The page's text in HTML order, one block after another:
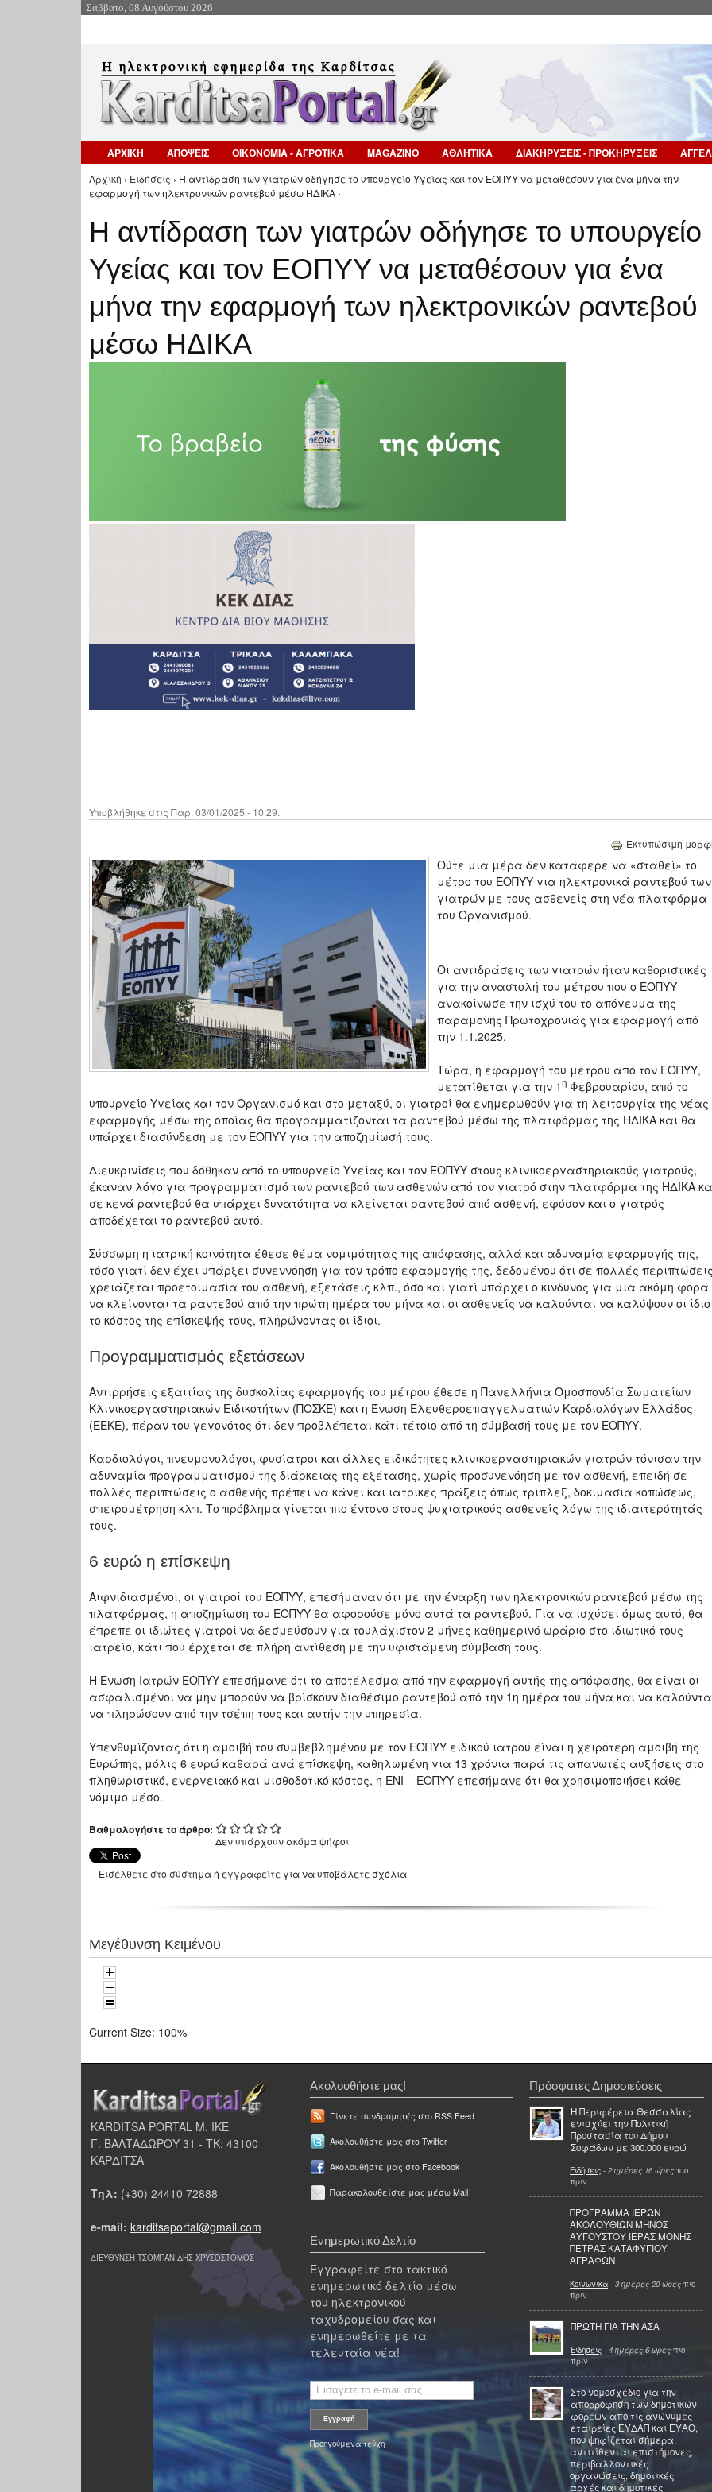
Σάββατο, 08 Αυγούστου 2026
ΑΡΧΙΚΗ ΑΠΟΨΕΙΣ ΟΙΚΟΝΟΜΙΑ - ΑΓΡΟΤΙΚΑ MAGAZINO ΑΘΛΗΤΙΚΑ ΔΙΑΚΗΡΥΞΕΙΣ - ΠΡΟΚΗΡΥΞΕΙΣ
Είστε εδώ
Αρχική › Ειδήσεις › Η αντίδραση των γιατρών οδήγησε το υπουργείο Υγείας και τον ΕΟΠΥΥ να μεταθέσουν για ένα μήνα την
εφαρμογή των ηλεκτρονικών ραντεβού μέσω ΗΔΙΚΑ ›
Η αντίδραση των γιατρών οδήγησε το υπουργείο
Υγείας και τον ΕΟΠΥΥ να μεταθέσουν για ένα
μήνα την εφαρμογή των ηλεκτρονικών ραντεβού
μέσω ΗΔΙΚΑ
Υποβλήθηκε στις Παρ, 03/01/2025 - 10:29.
Εκτυπώσιμη
Ούτε μια μέρα δεν κατάφερε να «σταθεί» το
μέτρο του ΕΟΠΥΥ για ηλεκτρονικά ραντεβού των
γιατρών με τους ασθενείς στη νέα πλατφόρμα
του Οργανισμού.
Οι αντιδράσεις των γιατρών ήταν καθοριστικές
για την αναστολή του μέτρου που ο ΕΟΠΥΥ
ανακοίνωσε την ισχύ του το απόγευμα της
παραμονής Πρωτοχρονιάς για εφαρμογή από
την 1.1.2025.
Τώρα, η εφαρμογή του μέτρου από τον ΕΟΠΥΥ,
μετατίθεται για την 1η Φεβρουαρίου, από το
υπουργείο Υγείας και τον Οργανισμό και στο μεταξύ, οι γιατροί θα ενημερωθούν για τη λειτουργία της νέας
εφαρμογής μέσω της οποίας θα προγραμματίζονται τα ραντεβού μέσω της πλατφόρμας της ΗΔΙΚΑ και θα
υπάρχει διασύνδεση με τον ΕΟΠΥΥ για την αποζημίωσή τους.
Διευκρινίσεις που δόθηκαν από το υπουργείο Υγείας και τον ΕΟΠΥΥ στους κλινικοεργαστηριακούς γιατρούς,
έκαναν λόγο για προγραμματισμό των ραντεβού των ασθενών από τον γιατρό στην πλατφόρμα της ΗΔΙΚΑ
σε κενά ραντεβού θα υπάρχει δυνατότητα να κλείνεται ραντεβού από ασθενή, εφόσον και ο γιατρός
αποδέχεται το ραντεβού αυτό.
Σύσσωμη η ιατρική κοινότητα έθεσε θέμα νομιμότητας της απόφασης, αλλά και αδυναμία εφαρμογής της,
τόσο γιατί δεν έχει υπάρξει συνεννόηση για τον τρόπο εφαρμογής της, δεδομένου ότι σε πολλές
χρειάζεται προετοιμασία του ασθενή, εξετάσεις κλπ., όσο και γιατί υπάρχει ο κίνδυνος για μια ακόμη φορά
να κλείνονται τα ραντεβού από την πρώτη ημέρα του μήνα και οι ασθενείς να καλούνται να καλύψουν οι
το κόστος της επίσκεψής τους, πληρώνοντας οι ίδιοι.
Προγραμματισμός εξετάσεων
Αντιρρήσεις εξαιτίας της δυσκολίας εφαρμογής του μέτρου έθεσε η Πανελλήνια Ομοσπονδία Σωματείων
Κλινικοεργαστηριακών Ειδικοτήτων (ΠΟΣΚΕ) και η Ένωση Ελευθεροεπαγγελματιών Καρδιολόγων Ελλάδος
(ΕΕΚΕ), πέραν του γεγονότος ότι δεν προβλέπεται κάτι τέτοιο από τη σύμβασή τους με τον ΕΟΠΥΥ.
Καρδιολόγοι, πνευμονολόγοι, φυσίατροι και άλλες ειδικότητες κλινικοεργαστηριακών γιατρών τόνισαν την
αδυναμία προγραμματισμού της διάρκειας της εξέτασης, χωρίς προσυνενόηση με τον ασθενή, επειδή σε
πολλές περιπτώσεις ο ασθενής πρέπει να κάνει και ιατρικές πράξεις όπως τρίπλεξ, δοκιμασία κοπώσεως,
σπειρομέτρηση κλπ. Το πρόβλημα γίνεται πιο έντονο στους ψυχιατρικούς ασθενείς λόγω της ιδιαιτερότητάς
τους.
6 ευρώ η επίσκεψη
Αιφνιδιασμένοι, οι γιατροί του ΕΟΠΥΥ, επεσήμαναν ότι με την έναρξη των ηλεκτρονικών ραντεβού μέσω της
πλατφόρμας, η αποζημίωση του ΕΟΠΥΥ θα αφορούσε μόνο αυτά τα ραντεβού. Για να ισχύσει όμως αυτό, θα
έπρεπε οι ιδιώτες γιατροί να δεσμεύσουν για τουλάχιστον 2 μήνες καθημερινό ωράριο στο ιδιωτικό τους
ιατρείο, κάτι που έρχεται σε πλήρη αντίθεση με την υφιστάμενη σύμβαση τους.
Η Ένωση Ιατρών ΕΟΠΥΥ επεσήμανε ότι το αποτέλεσμα από την εφαρμογή αυτής της απόφασης, θα είναι οι
ασφαλισμένοι να μην μπορούν να βρίσκουν διαθέσιμο ραντεβού από την 1η ημέρα του μήνα και να
να πληρώσουν από την τσέπη τους και αυτήν την υπηρεσία.
Υπενθυμίζοντας ότι η αμοιβή του συμβεβλημένου με τον ΕΟΠΥΥ ειδικού ιατρού είναι η χειρότερη αμοιβή της
Ευρώπης, μόλις 6 ευρώ καθαρά ανά επίσκεψη, καθηλωμένη για 13 χρόνια παρά τις απανωτές αυξήσεις στο
πληθωριστικό, ενεργειακό και μισθοδοτικό κόστος, η ΕΝΙ – ΕΟΠΥΥ επεσήμανε ότι θα χρησιμοποιήσει κάθε
νόμιμο μέσο.
Βαθμολογήστε το άρθρο:
Δεν υπάρχουν ακόμα ψήφοι
Εισέλθετε στο σύστημαή εγγραφείτε για να υποβάλετε σχόλια
Μεγέθυνση Κειμένου
Current Size: 100%
KARDITSA PORTAL Μ. ΙΚΕ
Γ. ΒΑΛΤΑΔΩΡΟΥ 31 - ΤΚ: 43100
ΚΑΡΔΙΤΣΑ
Τηλ: (+30) 24410 72888
e-mail: karditsaportal@gmail.com
ΔΙΕΥΘΥΝΣΗ ΤΣΟΜΠΑΝΙΔΗΣ ΧΡΥΣΟΣΤΟΜΟΣ
Ακολουθήστε μας!
Γίνετε συνδρομητές στο RSS Feed
Ακολουθήστε μας στο Twitter
Ακολουθήστε μας στο Facebook
Παρακολουθείστε μας μέσω Mail
Ενημερωτικό Δελτίο
Εγγραφείτε στο τακτικό
ενημερωτικό δελτίο μέσω
του ηλεκτρονικού
ταχυδρομείου σας και
ενημερωθείτε με τα
τελευταία νέα!
Προηγούμενα τεύχη
Πρόσφατες Δημοσιεύσεις
Η Περιφέρεια Θεσσαλίας
ενισχύει την Πολιτική
Προστασία του Δήμου
Σοφάδων με 300.000 ευρώ
Ειδήσεις - 2 ημέρες 16 ώρες πιο
πριν
ΠΡΟΓΡΑΜΜΑ ΙΕΡΩΝ
ΑΚΟΛΟΥΘΙΩΝ ΜΗΝΟΣ
ΑΥΓΟΥΣΤΟΥ ΙΕΡΑΣ ΜΟΝΗΣ
ΠΕΤΡΑΣ ΚΑΤΑΦΥΓΙΟΥ
ΑΓΡΑΦΩΝ
Κοινωνικά - 3 ημέρες 20 ώρες πιο
πριν
ΠΡΩΤΗ ΓΙΑ ΤΗΝ ΑΣΑ
Ειδήσεις - 4 ημέρες 6 ώρες πιο
πριν
Στο νομοσχέδιο για την
απορρόφηση των δημοτικών
φορέων από τις ανώνυμες
εταιρείες ΕΥΔΑΠ και ΕΥΑΘ,
που ψηφίζεται σήμερα,
αντιτίθενται επιστήμονες,
περιβαλλοντικές
οργανώσεις, δημοτικές
αρχές και δημοτικές